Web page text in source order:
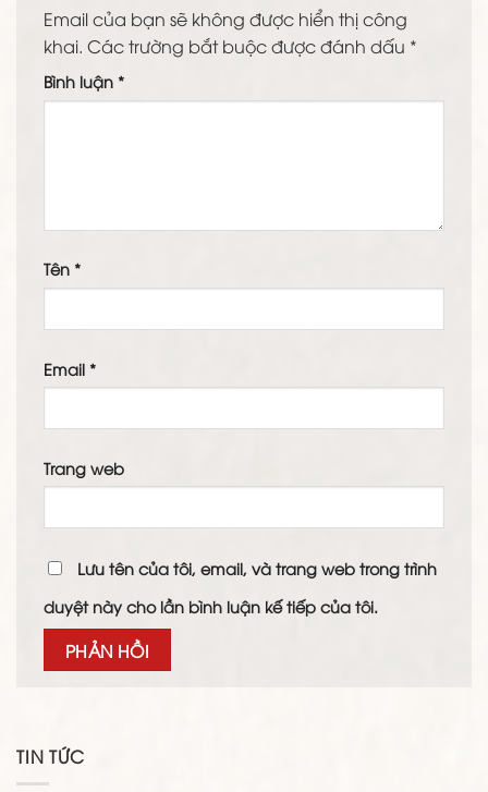
TIN TỨC
Email của bạn sẽ không được hiển thị công
khai. Các trường bắt buộc được đánh dấu *
Bình luận *
Tên *
Email *
Trang web
Lưu tên của tôi, email, và trang web trong trình
duyệt này cho lần bình luận kế tiếp của tôi.